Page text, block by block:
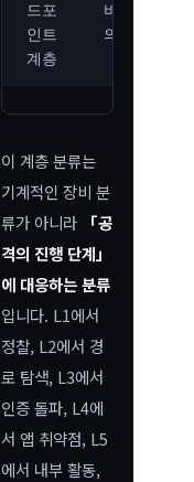
드포
인트
계층
버 내부
의 행동
이 계층 분류는
기계적인 장비 분
류가 아니라
「공
격의 진행 단계」
에 대응하는 분류
입니다. L1에서
정찰, L2에서 경
로 탐색, L3에서
인증 돌파, L4에
서 앱 취약점, L5
에서 내부 활동,